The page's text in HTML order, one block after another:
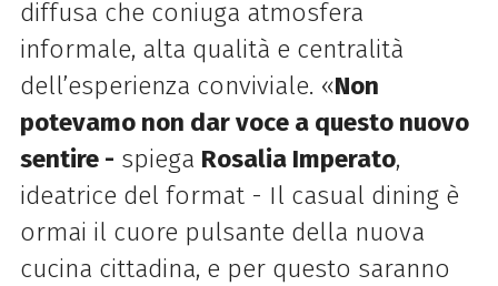
diffusa che coniuga atmosfera
informale, alta qualità e centralità
dell’esperienza conviviale. «Non
potevamo non dar voce a questo nuovo
sentire - spiega Rosalia Imperato,
ideatrice del format - Il casual dining è
ormai il cuore pulsante della nuova
cucina cittadina, e per questo saranno